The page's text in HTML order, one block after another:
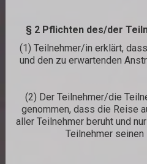
§ 2 Pflichten des/der
(1) Teilnehmer/in erklärt,
und den zu erwartenden
(2) Der Teilnehmer/die
genommen, dass die Reise
aller Teilnehmer beruht und
Teilnehmer